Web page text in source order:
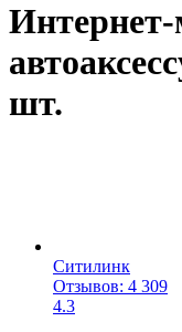
шт.
Ситилинк
Отзывов: 4 309
4.3